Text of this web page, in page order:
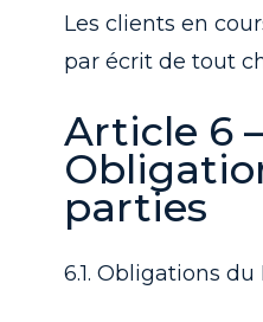
Les clients en
par écrit de tout
Article 6 –
parties
6.1. Obligations